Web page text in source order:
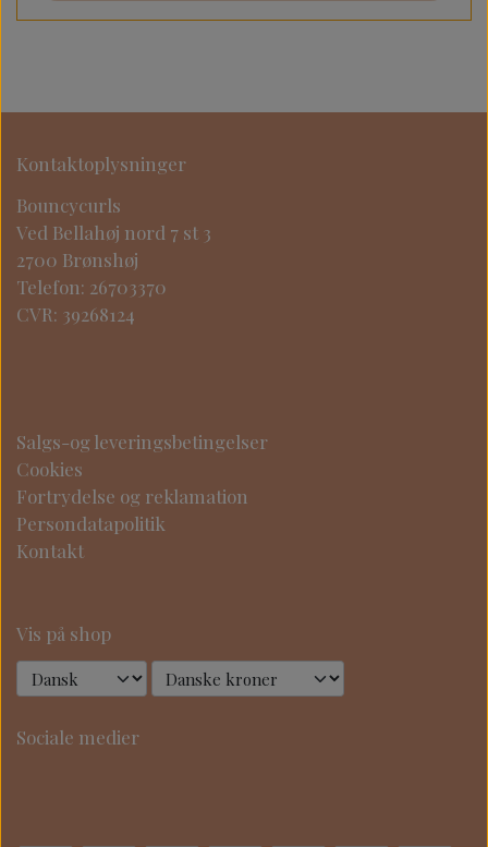
Kontaktoplysninger
Bouncycurls
Ved Bellahøj nord 7 st 3
2700 Brønshøj
Telefon: 26703370
CVR: 39268124
Salgs-og leveringsbetingelser
Cookies
Fortrydelse og reklamation
Persondatapolitik
Kontakt
Vis på shop
Sociale medier